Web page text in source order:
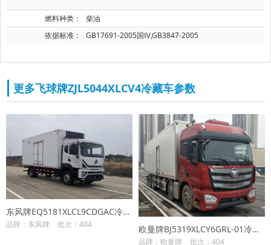
燃料种类：
柴油
依据标准：
GB17691-2005国Ⅳ,GB3847-2005
更多飞球牌ZJL5044XLCV4冷藏车参数
东风牌EQ5181XLCL9CDGAC冷藏车
品牌：东风牌 批次：404 欧曼牌BJ5319XLCY6GRL-01冷藏车
品牌：欧曼牌 批次：404